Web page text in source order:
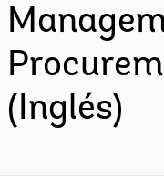
(Inglés)